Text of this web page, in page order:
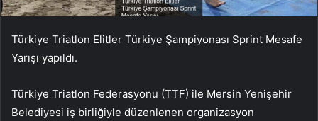
Türkiye Triatlon Elitler Türkiye Şampiyonası Sprint Mesafe
Yarışı yapıldı.
Türkiye Triatlon Federasyonu (TTF) ile Mersin Yenişehir
Belediyesi iş birliğiyle düzenlenen organizasyon